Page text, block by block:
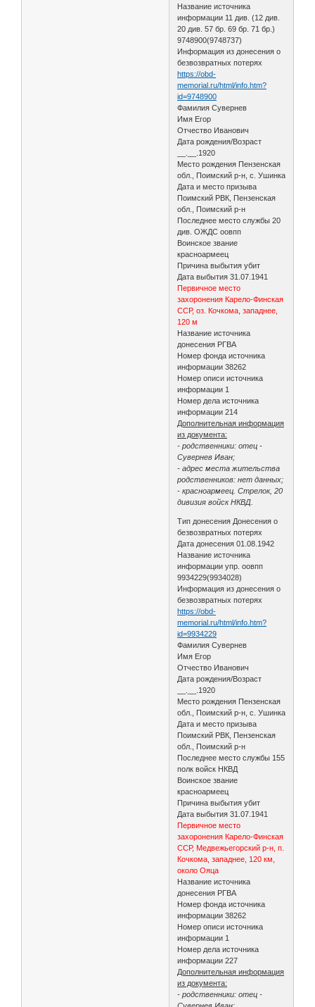
Название источника
информации 11 див. (12 див.
20 див. 57 бр. 69 бр. 71 бр.)
9748900(9748737)
Информация из донесения о
безвозвратных потерях
https://obd-
memorial.ru/html/info.htm?
id=9748900
Фамилия Сувернев
Имя Егор
Отчество Иванович
Дата рождения/Возраст
__.__.1920
Место рождения Пензенская
обл., Поимский р-н, с. Ушинка
Дата и место призыва
Поимский РВК, Пензенская
обл., Поимский р-н
Последнее место службы 20
див. ОЖДС оовпп
Воинское звание
красноармеец
Причина выбытия убит
Дата выбытия 31.07.1941
Первичное место
захоронения Карело-Финская
ССР, оз. Кочкома, западнее,
120 м
Название источника
донесения РГВА
Номер фонда источника
информации 38262
Номер описи источника
информации 1
Номер дела источника
информации 214
Дополнительная информация
из документа:
- родственники: отец -
Сувернев Иван;
- адрес места жительства
родственников: нет данных;
- красноармеец. Стрелок, 20
дивизия войск НКВД.
Тип донесения Донесения о
безвозвратных потерях
Дата донесения 01.08.1942
Название источника
информации упр. оовпп
9934229(9934028)
Информация из донесения о
безвозвратных потерях
https://obd-
memorial.ru/html/info.htm?
id=9934229
Фамилия Сувернев
Имя Егор
Отчество Иванович
Дата рождения/Возраст
__.__.1920
Место рождения Пензенская
обл., Поимский р-н, с. Ушинка
Дата и место призыва
Поимский РВК, Пензенская
обл., Поимский р-н
Последнее место службы 155
полк войск НКВД
Воинское звание
красноармеец
Причина выбытия убит
Дата выбытия 31.07.1941
Первичное место
захоронения Карело-Финская
ССР, Медвежьегорский р-н, п.
Кочкома, западнее, 120 км,
около Ояца
Название источника
донесения РГВА
Номер фонда источника
информации 38262
Номер описи источника
информации 1
Номер дела источника
информации 227
Дополнительная информация
из документа:
- родственники: отец -